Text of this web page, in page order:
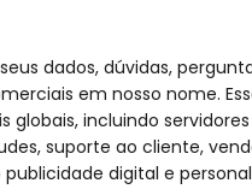
dados, dúvidas,
em nosso nome.
globais, incluindo
suporte ao cliente,
digital e